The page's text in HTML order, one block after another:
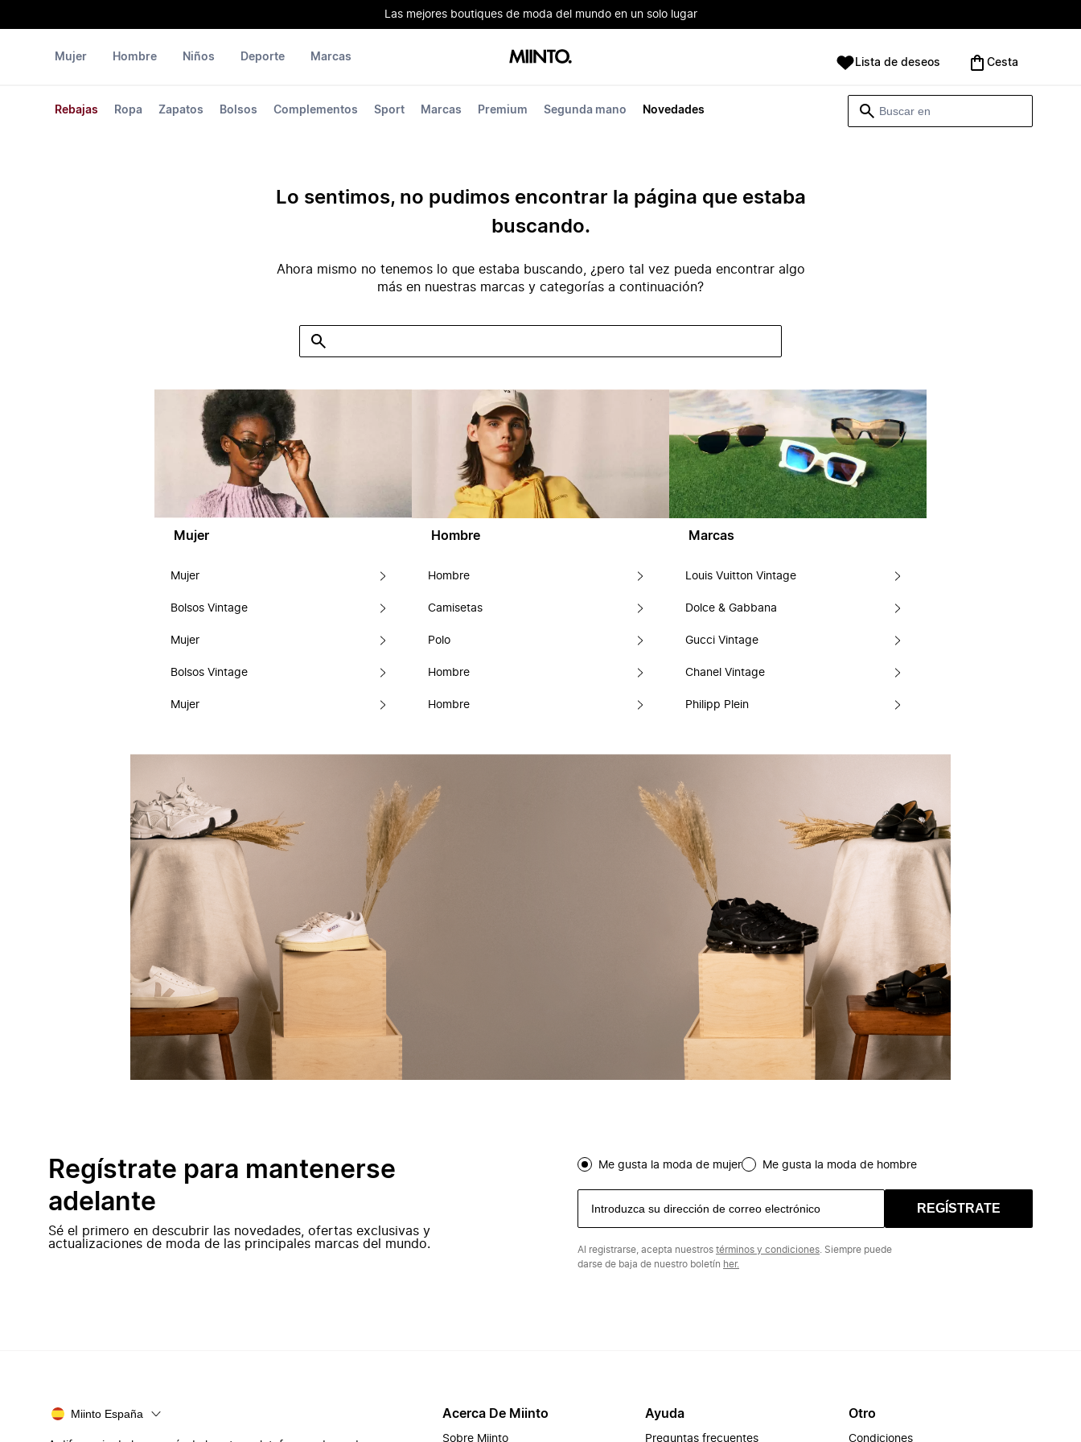
Las mejores boutiques de moda del mundo en un solo lugar
Mujer
Rebajas Ropa Zapatos Bolsos Complementos Sport Marcas Premium Segunda mano Novedades
Hombre Niños Deporte Marcas Lista de deseos Cesta
Lo sentimos, no pudimos encontrar la página que estaba
buscando.
Ahora mismo no tenemos lo que estaba buscando, ¿pero tal vez pueda encontrar algo
más en nuestras marcas y categorías a continuación?
Mujer
Mujer
Bolsos Vintage
Mujer
Bolsos Vintage
Mujer
Hombre
Hombre
Camisetas
Polo
Hombre
Hombre
Marcas
Louis Vuitton Vintage
Dolce & Gabbana
Gucci Vintage
Chanel Vintage
Philipp Plein
Regístrate para mantenerse
adelante
Sé el primero en descubrir las novedades, ofertas exclusivas y
actualizaciones de moda de las principales marcas del mundo.
Me gusta la moda de mujer Me gusta la moda de hombre
REGÍSTRATE
Al registrarse, acepta nuestros términos y condiciones . Siempre puede
darse de baja de nuestro boletín her.
Miinto España Acerca De Miinto
Sobre Miinto
Ayuda
Preguntas frecuentes
Otro
Condiciones